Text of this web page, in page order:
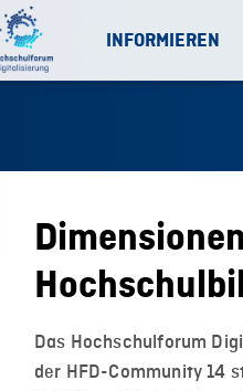
INFORMIEREN
Das Hochschulforum
der HFD-Community 14